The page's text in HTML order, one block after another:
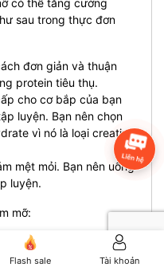
sau trong thực đơn
đơn giản và thuận
protein tiêu thụ.
cho cơ bắp của bạn
luyện. Bạn nên chọn
vì nó là loại creatine
mệt mỏi. Bạn nên uống
luyện.
mỡ:
bữa sáng vì nguồn dinh
nhất vào buổi sáng
Flash sale Tài khoản